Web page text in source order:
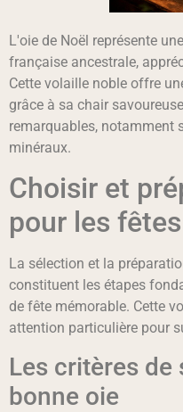
L'oie de Noël représente
française ancestrale,
Cette volaille noble offre
grâce à sa chair
remarquables, notamment
minéraux.
Choisir et
pour les fêtes
La sélection et la
constituent les étapes
de fête mémorable. Cette
attention particulière pour
Les critères de
bonne oie